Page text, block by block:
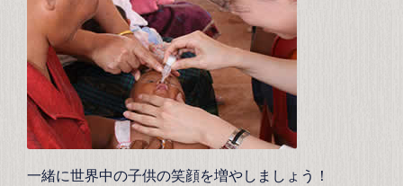
一緒に世界中の子供の笑顔を増やしましょう！